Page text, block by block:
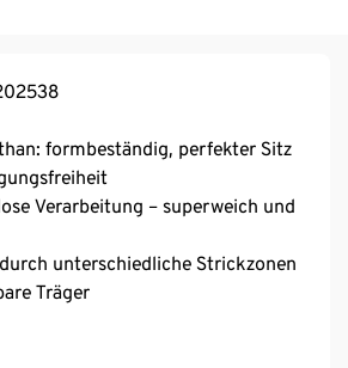
formbeständig, perfekter Sitz
Verarbeitung – superweich und
unterschiedliche Strickzonen
Träger
Raffung